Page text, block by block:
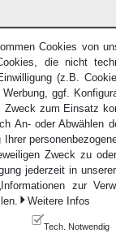
Cookies von
die nicht
(z.B.
ggf.
Zweck zum Einsatz
An- oder Abwählen
Ihrer
Zweck zu
jederzeit in unserer
zur
Weitere Infos
Tech. Notwendig